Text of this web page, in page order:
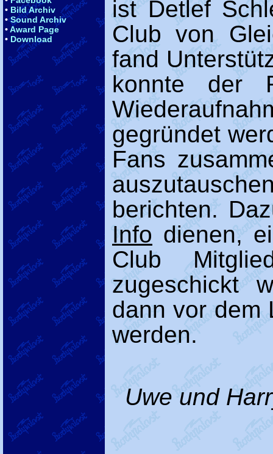
• Bild Archiv
•Sound Archiv
•Award Page
• Download
ist Detlef
Club von
fand
konnte der
gegründet
Fans
berichten.
Info dienen,
Club
zugeschickt
dann vor dem
werden.
Uwe und